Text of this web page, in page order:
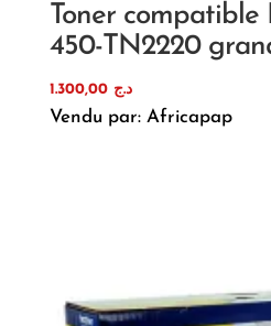
Toner
450-TN2220
د.ج 1.300,00
Vendu par: Africapap